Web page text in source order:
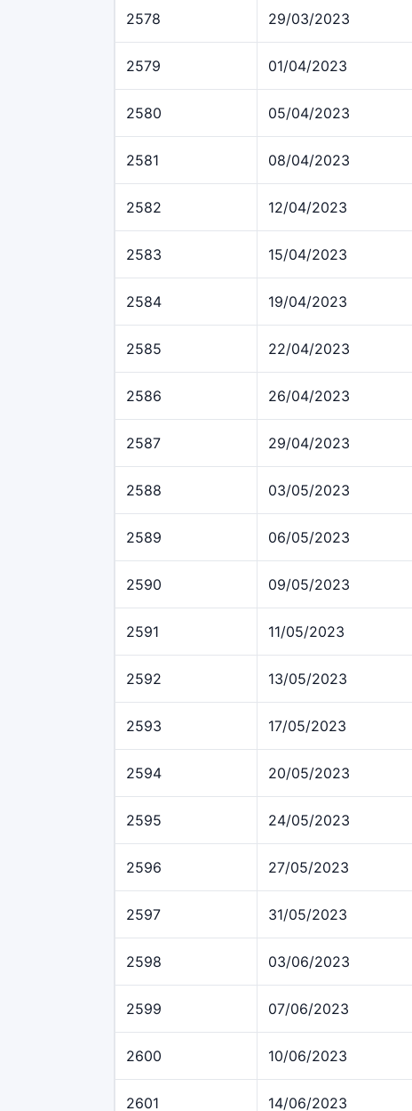
2578 29/03/2023
2579 01/04/2023
2580 05/04/2023
2581 08/04/2023
2582 12/04/2023
2583 15/04/2023
2584 19/04/2023
2585 22/04/2023
2586 26/04/2023
2587 29/04/2023
2588 03/05/2023
2589 06/05/2023
2590 09/05/2023
2591 11/05/2023
2592 13/05/2023
2593 17/05/2023
2594 20/05/2023
2595 24/05/2023
2596 27/05/2023
2597 31/05/2023
2598 03/06/2023
2599 07/06/2023
2600 10/06/2023
2601 14/06/2023